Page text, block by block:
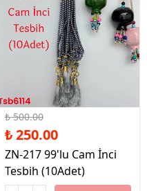
%50 İndirim
₺ 500.00
₺ 250.00
ZN-217 99'lu Cam İnci
Tesbih (10Adet)